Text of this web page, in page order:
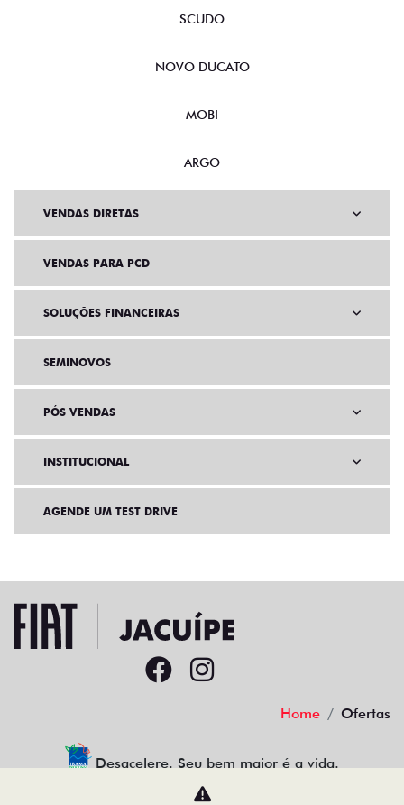
SCUDO
NOVO DUCATO
MOBI
ARGO
VENDAS DIRETAS
VENDAS PARA PCD
SOLUÇÕES FINANCEIRAS
SEMINOVOS
PÓS VENDAS
INSTITUCIONAL
AGENDE UM TEST DRIVE
Home Ofertas
Desacelere. Seu bem maior é a vida.